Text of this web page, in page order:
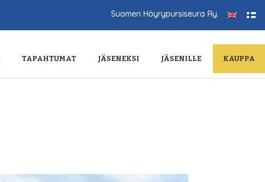
Suomen Höyrypursiseura Ry.
TAPAHTUMAT JÄSENEKSI JÄSENILLE KAUPPA